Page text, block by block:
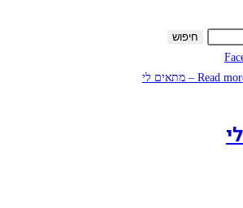
חיפוש